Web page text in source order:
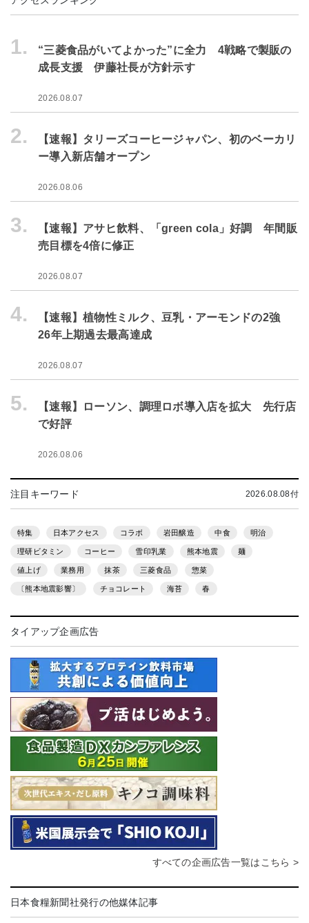
1.
“三菱食品がいてよかった”に全力 4戦略で製販の
成長支援 伊藤社長が方針示す
2026.08.07
2.
【速報】タリーズコーヒージャパン、初のベーカリ
ー導入新店舗オープン
2026.08.06
3.
【速報】アサヒ飲料、「green cola」好調 年間販
売目標を4倍に修正
2026.08.07
4.
【速報】植物性ミルク、豆乳・アーモンドの2強
26年上期過去最高達成
2026.08.07
5.
【速報】ローソン、調理ロボ導入店を拡大 先行店
で好評
2026.08.06
注目キーワード 2026.08.08付
特集 日本アクセス コラボ 岩田醸造 中食 明治
理研ビタミン コーヒー 雪印乳業 熊本地震 麺
値上げ 業務用 抹茶 三菱食品 惣菜
〔熊本地震影響〕 チョコレート 海苔 春
タイアップ企画広告
すべての企画広告一覧はこちら >
日本食糧新聞社発行の他媒体記事